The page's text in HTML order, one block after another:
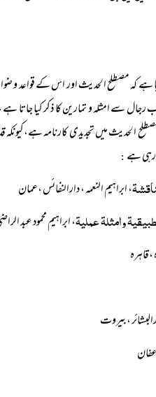
کہ مصطلح الحدیث اور اس کے قواعد و
امثلہ و تمارین کا ذکر کیا جاتا ہے
الحدیث میں تجدیدی کارنامہ
ہے :
، ابراہیم النعمہ ، دارالنفائس ،عمان
، ابراہیم محمود عبد
،بیروت